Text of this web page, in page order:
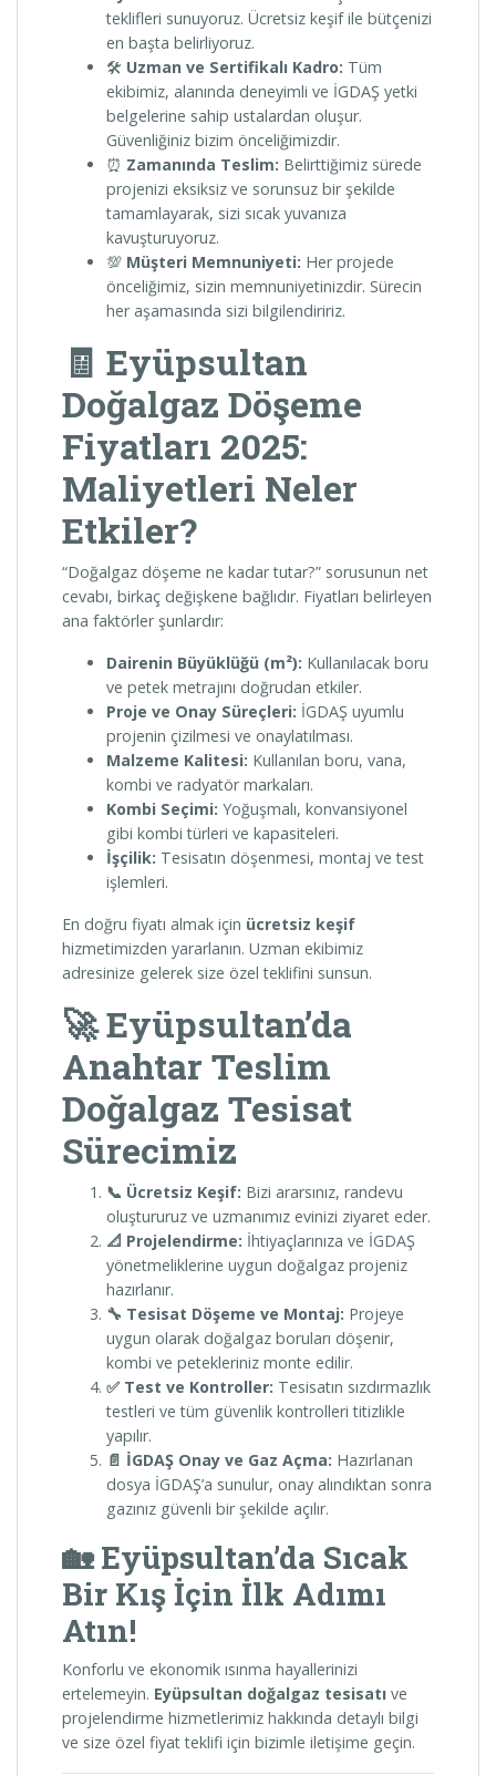
teklifleri sunuyoruz. Ücretsiz keşif ile bütçenizi
en başta belirliyoruz.
🛠️ Uzman ve Sertifikalı Kadro: Tüm
ekibimiz, alanında deneyimli ve İGDAŞ yetki
belgelerine sahip ustalardan oluşur.
Güvenliğiniz bizim önceliğimizdir.
⏰ Zamanında Teslim: Belirttiğimiz sürede
projenizi eksiksiz ve sorunsuz bir şekilde
tamamlayarak, sizi sıcak yuvanıza
kavuşturuyoruz.
💯 Müşteri Memnuniyeti: Her projede
önceliğimiz, sizin memnuniyetinizdir. Sürecin
her aşamasında sizi bilgilendiririz.
🧾 Eyüpsultan
Doğalgaz Döşeme
Fiyatları 2025:
Maliyetleri Neler
Etkiler?
“Doğalgaz döşeme ne kadar tutar?” sorusunun net
cevabı, birkaç değişkene bağlıdır. Fiyatları belirleyen
ana faktörler şunlardır:
Dairenin Büyüklüğü (m²): Kullanılacak boru
ve petek metrajını doğrudan etkiler.
Proje ve Onay Süreçleri: İGDAŞ uyumlu
projenin çizilmesi ve onaylatılması.
Malzeme Kalitesi: Kullanılan boru, vana,
kombi ve radyatör markaları.
Kombi Seçimi: Yoğuşmalı, konvansiyonel
gibi kombi türleri ve kapasiteleri.
İşçilik: Tesisatın döşenmesi, montaj ve test
işlemleri.
En doğru fiyatı almak için ücretsiz keşif
hizmetimizden yararlanın. Uzman ekibimiz
adresinize gelerek size özel teklifini sunsun.
🚀 Eyüpsultan’da
Anahtar Teslim
Doğalgaz Tesisat
Sürecimiz
📞 Ücretsiz Keşif: Bizi ararsınız, randevu
oluştururuz ve uzmanımız evinizi ziyaret eder.
📐 Projelendirme: İhtiyaçlarınıza ve İGDAŞ
yönetmeliklerine uygun doğalgaz projeniz
hazırlanır.
🔧 Tesisat Döşeme ve Montaj: Projeye
uygun olarak doğalgaz boruları döşenir,
kombi ve petekleriniz monte edilir.
✅ Test ve Kontroller: Tesisatın sızdırmazlık
testleri ve tüm güvenlik kontrolleri titizlikle
yapılır.
📄 İGDAŞ Onay ve Gaz Açma: Hazırlanan
dosya İGDAŞ’a sunulur, onay alındıktan sonra
gazınız güvenli bir şekilde açılır.
🏡 Eyüpsultan’da Sıcak
Bir Kış İçin İlk Adımı
Atın!
Konforlu ve ekonomik ısınma hayallerinizi
ertelemeyin. Eyüpsultan doğalgaz tesisatı ve
projelendirme hizmetlerimiz hakkında detaylı bilgi
ve size özel fiyat teklifi için bizimle iletişime geçin.